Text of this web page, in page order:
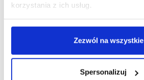
korzystania z ich usług.
Zezwól na wszystkie
Spersonalizuj